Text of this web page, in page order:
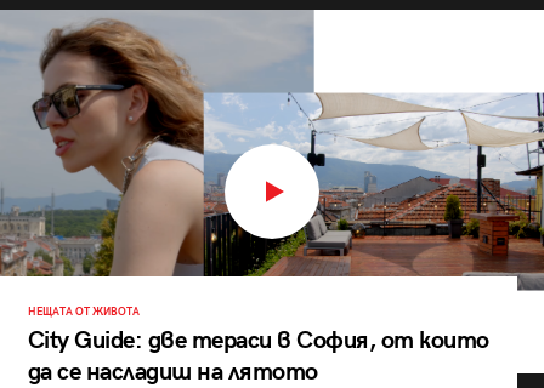
НЕЩАТА ОТ ЖИВОТА
City Guide: две тераси в София, от които
да се насладиш на лятото